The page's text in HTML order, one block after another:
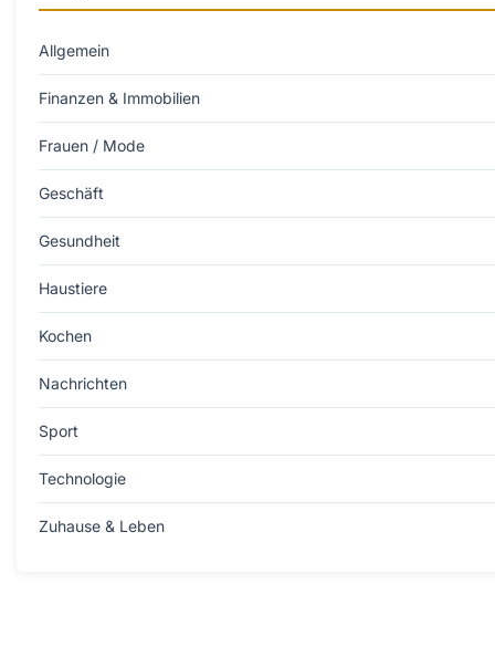
Allgemein
Finanzen & Immobilien
Frauen / Mode
Geschäft
Gesundheit
Haustiere
Kochen
Nachrichten
Sport
Technologie
Zuhause & Leben